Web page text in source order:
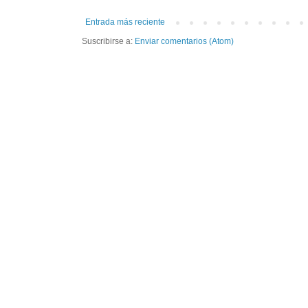
Entrada más reciente
Suscribirse a: Enviar comentarios (Atom)